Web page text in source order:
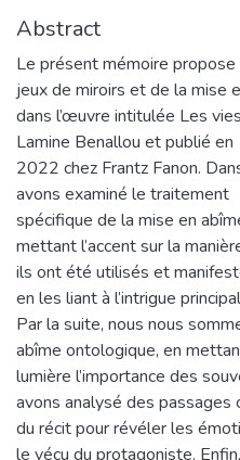
Abstract
Le présent mémoire
jeux de miroirs et de la mise
dans l’œuvre intitulée Les
Lamine Benallou et publié en
2022 chez Frantz Fanon.
avons examiné le traitement
spécifique de la mise en
mettant l’accent sur la
ils ont été utilisés et
en les liant à l’intrigue
Par la suite, nous nous
abîme ontologique, en
lumière l’importance des
avons analysé des passages
du récit pour révéler les
le vécu du protagoniste.